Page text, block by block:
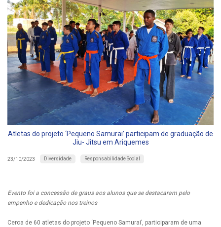
Atletas do projeto ‘Pequeno Samurai’ participam de graduação de
Jiu- Jitsu em Ariquemes
23/10/2023 Diversidade Responsabilidade Social
Evento foi a concessão de graus aos alunos que se destacaram pelo
empenho e dedicação nos treinos
Cerca de 60 atletas do projeto ‘Pequeno Samurai’, participaram de uma